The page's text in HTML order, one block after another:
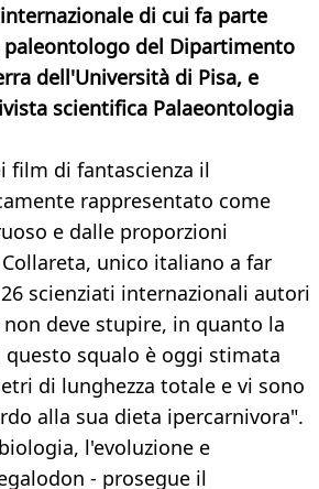
di cui fa parte
del Dipartimento
dell'Università di Pisa, e
scientifica Palaeontologia
film di fantascienza il
rappresentato come
e dalle proporzioni
unico italiano a far
scienziati internazionali autori
deve stupire, in quanto la
squalo è oggi stimata
di lunghezza totale e vi sono
alla sua dieta ipercarnivora".
l'evoluzione e
- prosegue il